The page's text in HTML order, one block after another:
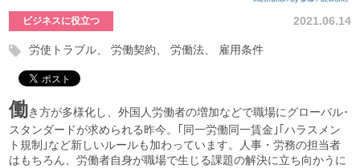
2021.06.14
ビジネスに役立つ
労使トラブル 労働契約 労働法 雇用条件
働き方が多様化し、外国人労働者の増加などで職場にグローバル･
スタンダードが求められる昨今。｢同一労働同一賃金｣｢ハラスメン
ト規制｣など新しいルールも加わっています。人事・労務の担当者
はもちろん、労働者自身が職場で生じる課題の解決に立ち向かうに